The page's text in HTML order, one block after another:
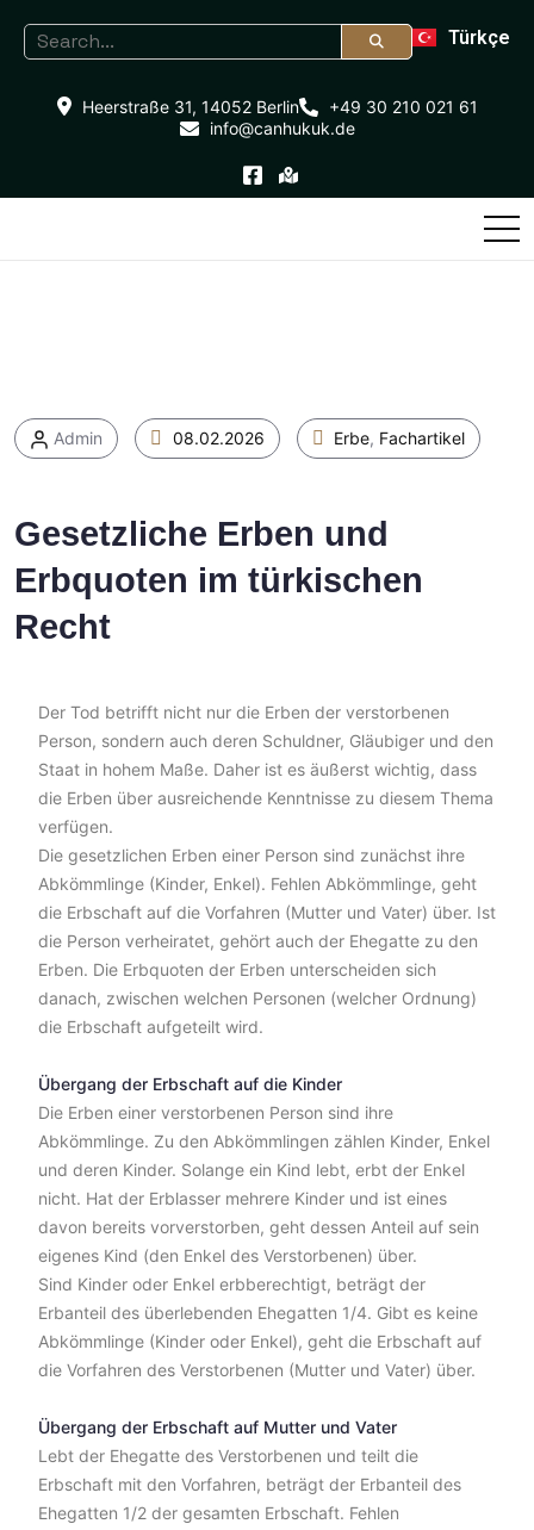
Türkçe
+49 30 210 021 61
Heerstraße 31, 14052 Berlin
info@canhukuk.de
Admin 08.02.2026 Erbe, Fachartikel
Gesetzliche Erben und
Erbquoten im türkischen
Recht
Der Tod betrifft nicht nur die Erben der verstorbenen
Person, sondern auch deren Schuldner, Gläubiger und den
Staat in hohem Maße. Daher ist es äußerst wichtig, dass
die Erben über ausreichende Kenntnisse zu diesem Thema
verfügen.
Die gesetzlichen Erben einer Person sind zunächst ihre
Abkömmlinge (Kinder, Enkel). Fehlen Abkömmlinge, geht
die Erbschaft auf die Vorfahren (Mutter und Vater) über. Ist
die Person verheiratet, gehört auch der Ehegatte zu den
Erben. Die Erbquoten der Erben unterscheiden sich
danach, zwischen welchen Personen (welcher Ordnung)
die Erbschaft aufgeteilt wird.
Übergang der Erbschaft auf die Kinder
Die Erben einer verstorbenen Person sind ihre
Abkömmlinge. Zu den Abkömmlingen zählen Kinder, Enkel
und deren Kinder. Solange ein Kind lebt, erbt der Enkel
nicht. Hat der Erblasser mehrere Kinder und ist eines
davon bereits vorverstorben, geht dessen Anteil auf sein
eigenes Kind (den Enkel des Verstorbenen) über.
Sind Kinder oder Enkel erbberechtigt, beträgt der
Erbanteil des überlebenden Ehegatten 1/4. Gibt es keine
Abkömmlinge (Kinder oder Enkel), geht die Erbschaft auf
die Vorfahren des Verstorbenen (Mutter und Vater) über.
Übergang der Erbschaft auf Mutter und Vater
Lebt der Ehegatte des Verstorbenen und teilt die
Erbschaft mit den Vorfahren, beträgt der Erbanteil des
Ehegatten 1/2 der gesamten Erbschaft. Fehlen